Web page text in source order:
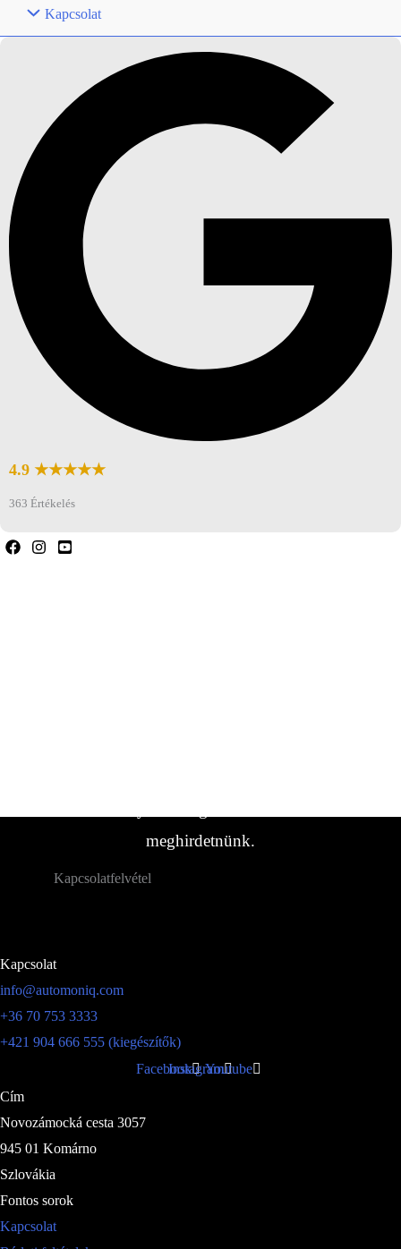
Kapcsolat
4.9 ★★★★★
363 Értékelés
meghirdetnünk.
Kapcsolatfelvétel
Kapcsolat
info@automoniq.com
+36 70 753 3333
+421 904 666 555 (kiegészítők)
FacebookInstagramYoutube
Cím
Novozámocká cesta 3057
945 01 Komárno
Szlovákia
Fontos sorok
Kapcsolat